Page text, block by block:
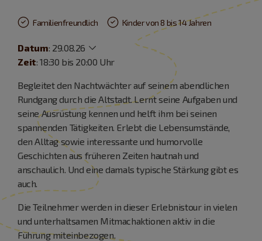
Familienfreundlich Kinder von 8 bis 14 Jahren
Datum: 29.08.26
Zeit: 18:30 bis 20:00 Uhr
Begleitet den Nachtwächter auf seinem abendlichen
Rundgang durch die Altstadt. Lernt seine Aufgaben und
seine Ausrüstung kennen und helft ihm bei seinen
spannenden Tätigkeiten. Erlebt die Lebensumstände,
den Alltag sowie interessante und humorvolle
Geschichten aus früheren Zeiten hautnah und
anschaulich. Und eine damals typische Stärkung gibt es
auch.
Die Teilnehmer werden in dieser Erlebnistour in vielen
und unterhaltsamen Mitmachaktionen aktiv in die
Führung miteinbezogen.